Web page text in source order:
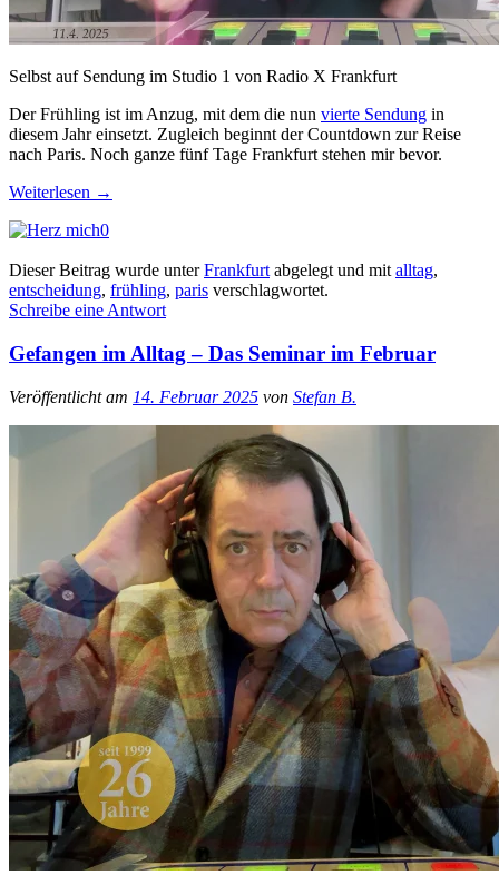
Selbst auf Sendung im Studio 1 von Radio X Frankfurt
Der Frühling ist im Anzug, mit dem die nun vierte Sendung in
diesem Jahr einsetzt. Zugleich beginnt der Countdown zur Reise
nach Paris. Noch ganze fünf Tage Frankfurt stehen mir bevor.
Weiterlesen →
0
Dieser Beitrag wurde unterFrankfurtabgelegt und mitalltag,
entscheidung, frühling, paris verschlagwortet.
Schreibe eine Antwort
Gefangen im Alltag – Das Seminar im Februar
Veröffentlicht am 14. Februar 2025 von Stefan B.